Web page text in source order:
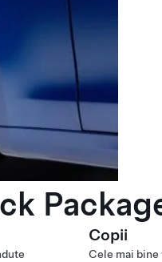
Copii
Cele mai bine